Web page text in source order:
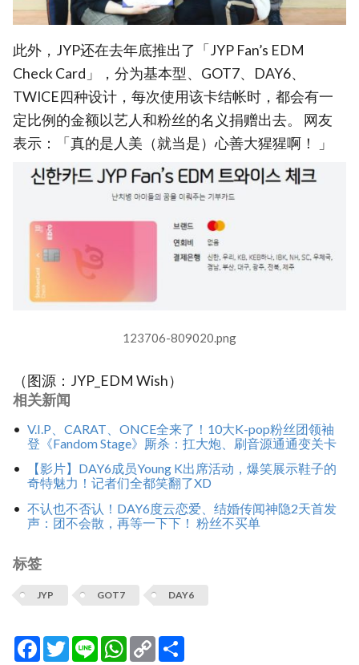
此外，JYP还在去年底推出了「JYP Fan’s EDM
Check Card」，分为基本型、GOT7、DAY6、
TWICE四种设计，每次使用该卡结帐时，都会有一
定比例的金额以艺人和粉丝的名义捐赠出去。 网友
表示：「真的是人美（就当是）心善大猩猩啊！ 」
123706-809020.png
（图源：JYP_EDM Wish）
相关新闻
V.I.P、CARAT、ONCE全来了！10大K-pop粉丝团领袖
登《Fandom Stage》厮杀：扛大炮、刷音源通通变关卡
【影片】DAY6成员Young K出席活动，爆笑展示鞋子的
奇特魅力！记者们全都笑翻了XD
不认也不否认！DAY6度云恋爱、结婚传闻神隐2天首发
声：团不会散，再等一下下！ 粉丝不买单
标签
JYP GOT7 DAY6
Facebook
TwitterLine WhatsApp
Copy
Link